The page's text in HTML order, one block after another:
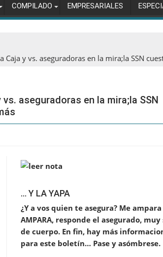
COMPILADO EMPRESARIALES
Caja y vs. aseguradoras en la mira;la SSN
aseguradoras en la mira;la SSN
… Y LA YAPA
¿Y a vos quien te asegura? Me ampara
AMPARA, responde el asegurado,
de cuerpo. En fin, hay más
para este boletín… Pase y asómbrese.